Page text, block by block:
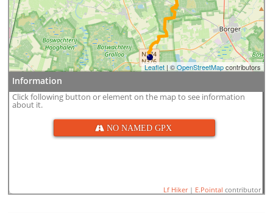
Leaflet| ©OpenStreetMapcontributors
 NO NAMED GPX
Information
Click following button or element on the map to see information
about it.
Lf Hiker| E.Pointal contributor